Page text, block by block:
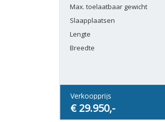
Max. toelaatbaar gewicht
Slaapplaatsen
Lengte
Breedte
Verkoopprijs
€ 29.950,-